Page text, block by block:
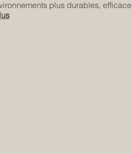
plus durables,